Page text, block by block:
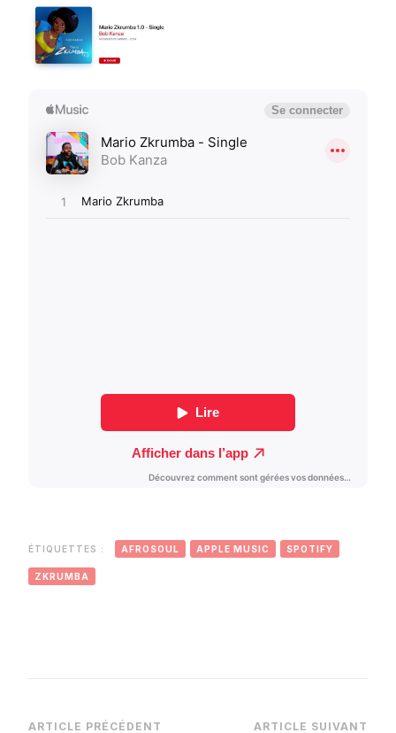
ÉTIQUETTES : AFROSOUL APPLE MUSIC SPOTIFY
ZKRUMBA
ARTICLE PRÉCÉDENT ARTICLE SUIVANT